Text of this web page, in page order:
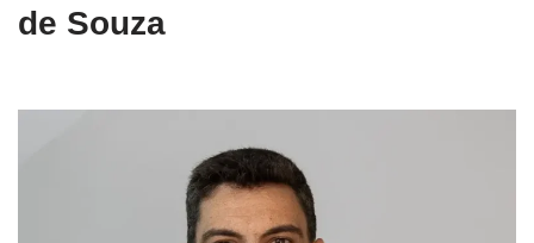
de Souza